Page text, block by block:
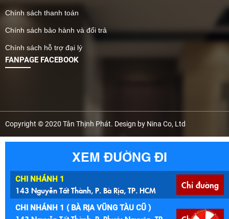
Chính sách thanh toán
Chính sách bảo hành và đổi trả
Chính sách hỗ trợ đại lý
FANPAGE FACEBOOK
Copyright © 2020 Tân Thịnh Phát. Design by Nina Co, Ltd
XEM ĐƯỜNG ĐI
CHI NHÁNH 1
143 Nguyễn Tất Thành, P. Bà Rịa, TP. HCM Chỉ đường
CHI NHÁNH 1 ( BÀ RỊA VŨNG TÀU CŨ )